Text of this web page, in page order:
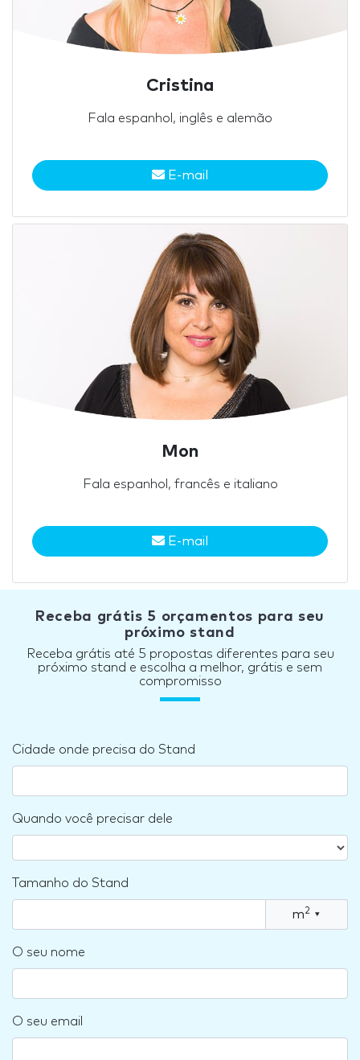
Cristina
Fala espanhol, inglês e alemão
E-mail
Mon
Fala espanhol, francês e italiano
E-mail
Receba grátis 5 orçamentos para seu
próximo stand
Receba grátis até 5 propostas diferentes para seu
próximo stand e escolha a melhor, grátis e sem
compromisso
Cidade onde precisa do Stand
Quando você precisar dele
Tamanho do Stand
m2 ▾
O seu nome
O seu email